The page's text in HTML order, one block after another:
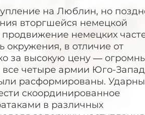
на Люблин, но
вторгшейся немецкой
немецких
в отличие от
за высокую цену —
все четыре армии Юго-
расформированы.
скоординированное
в различных